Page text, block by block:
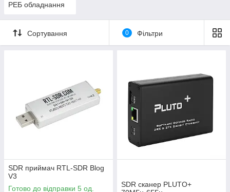
РЕБ обладнання
Сортування 0 Фільтри
SDR приймач RTL-SDR Blog
V3
Готово до відправки 5 од.
SDR сканер PLUTO+